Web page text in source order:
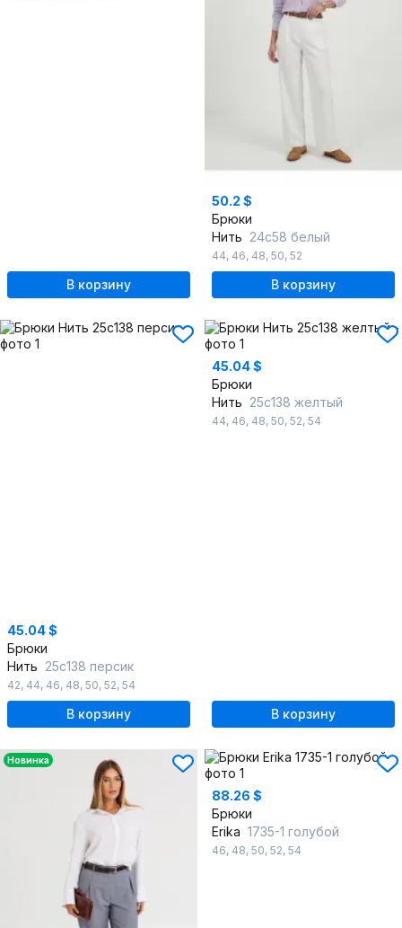
В корзину
50.2 $
Брюки
Нить 24с58 белый
44, 46, 48, 50, 52
В корзину
45.04 $
Брюки
Нить 25с138 персик
42, 44, 46, 48, 50, 52, 54
В корзину
45.04 $
Брюки
Нить 25с138 желтый
44, 46, 48, 50, 52, 54
В корзину
Новинка
88.26 $
Брюки
Erika 1735-1 голубой
46, 48, 50, 52, 54